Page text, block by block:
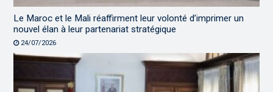
Le Maroc et le Mali réaffirment leur volonté d’imprimer un
nouvel élan à leur partenariat stratégique
24/07/2026